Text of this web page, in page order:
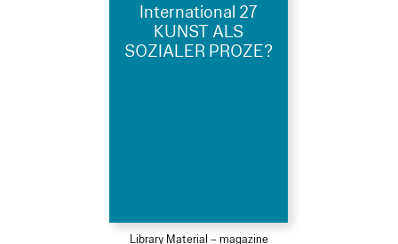
International 27
KUNST ALS
SOZIALER PROZE?
Library Material – magazine